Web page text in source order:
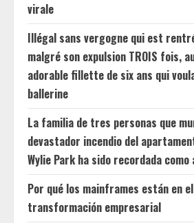
virale
Illégal sans vergogne qui est
malgré son expulsion TROIS fois,
adorable fillette de six ans qui
ballerine
La familia de tres personas que
devastador incendio del
Wylie Park ha sido recordada como
Por qué los mainframes están en
transformación empresarial